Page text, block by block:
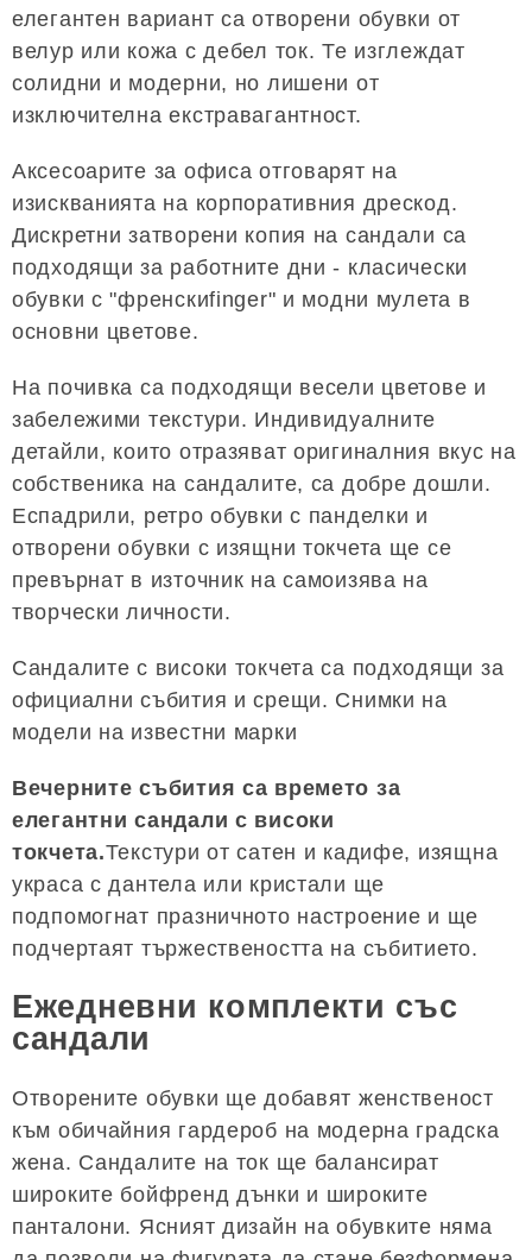
елегантен вариант са отворени обувки от
велур или кожа с дебел ток. Те изглеждат
солидни и модерни, но лишени от
изключителна екстравагантност.
Аксесоарите за офиса отговарят на
изискванията на корпоративния дрескод.
Дискретни затворени копия на сандали са
подходящи за работните дни - класически
обувки с "френскиfinger" и модни мулета в
основни цветове.
На почивка са подходящи весели цветове и
забележими текстури. Индивидуалните
детайли, които отразяват оригиналния вкус на
собственика на сандалите, са добре дошли.
Еспадрили, ретро обувки с панделки и
отворени обувки с изящни токчета ще се
превърнат в източник на самоизява на
творчески личности.
Сандалите с високи токчета са подходящи за
официални събития и срещи. Снимки на
модели на известни марки
Вечерните събития са времето за
елегантни сандали с високи
токчета.Текстури от сатен и кадифе, изящна
украса с дантела или кристали ще
подпомогнат празничното настроение и ще
подчертаят тържествеността на събитието.
Ежедневни комплекти със
сандали
Отворените обувки ще добавят женственост
към обичайния гардероб на модерна градска
жена. Сандалите на ток ще балансират
широките бойфренд дънки и широките
панталони. Ясният дизайн на обувките няма